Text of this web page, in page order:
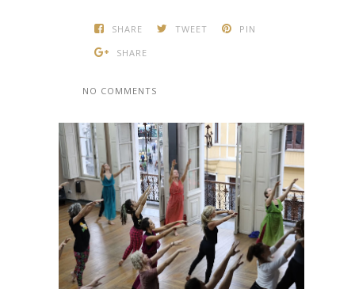
SHARE TWEET
PIN
SHARE
NO COMMENTS